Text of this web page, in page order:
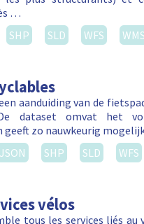
…
SHP SLD WFS WMS
aanduiding van de
dataset omvat het
geeft zo nauwkeurig
JSON SHP SLD WFS
vélos
tous les services liés